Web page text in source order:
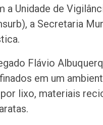
a Unidade de
a Secretaria
Flávio
em um
lixo, materiais